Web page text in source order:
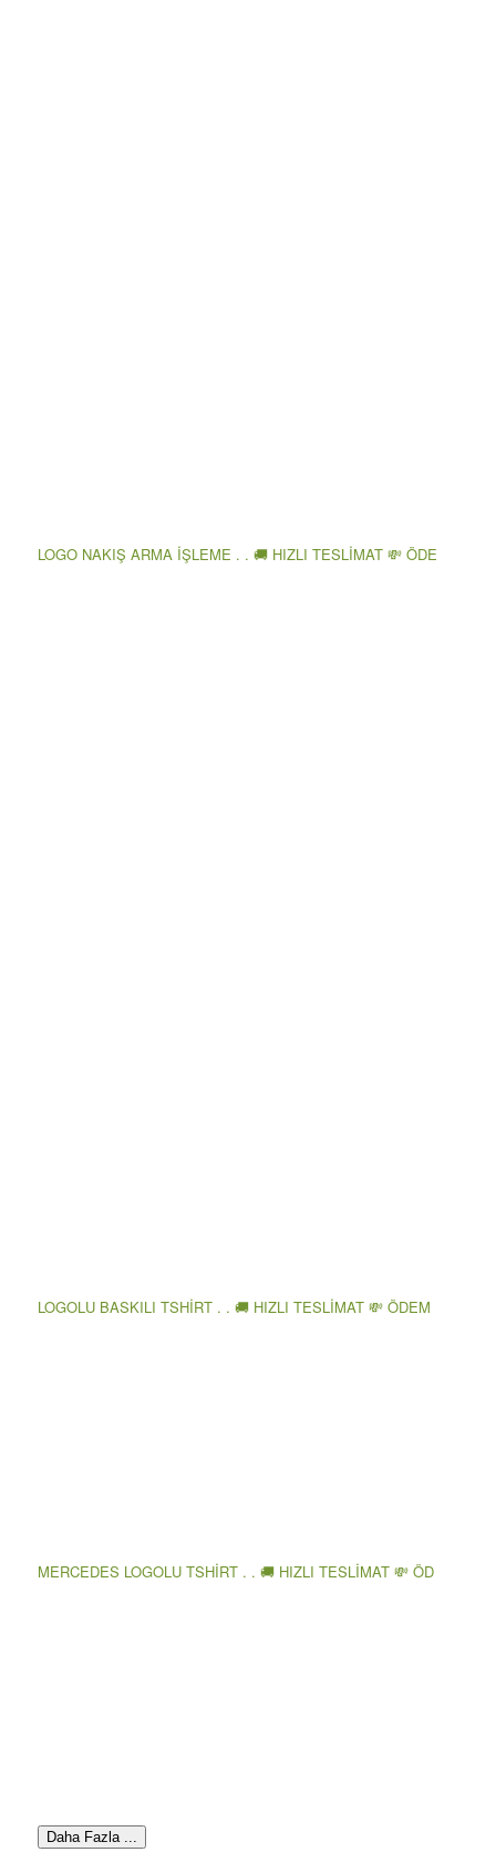
LOGO NAKIŞ ARMA İŞLEME . . 🚚 HIZLI TESLİMAT 💸 ÖDE
LOGOLU BASKILI TSHİRT . . 🚚 HIZLI TESLİMAT 💸 ÖDEM
MERCEDES LOGOLU TSHİRT . . 🚚 HIZLI TESLİMAT 💸 ÖD
Daha Fazla ...